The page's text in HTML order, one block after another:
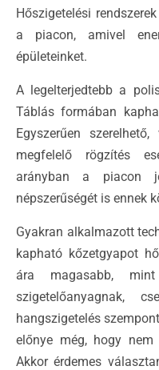
Hőszigetelési
a piacon, amivel
épületeinket.
A legelterjedtebb a
Táblás formában
Egyszerűen
megfelelő rögzítés
arányban a piacon
népszerűségét is ennek
Gyakran alkalmazott
kapható kőzetgyapot
ára magasabb,
szigetelőanyagnak,
hangszigetelés
előnye még, hogy
Akkor érdemes